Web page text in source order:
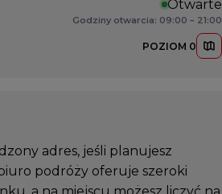
Otwarte
Godziny otwarcia: 09:00 – 21:00
POZIOM 0
adres, jeśli planujesz
podróży oferuje szeroki